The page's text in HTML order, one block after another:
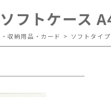
フトケース
収納用品・カード > ソフトタイ